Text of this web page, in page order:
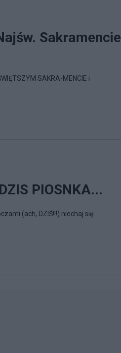
Sakramencie
SAKRA-MENCIE i
PIOSNKA...
(ach, DZIŚ!!!) niechaj się